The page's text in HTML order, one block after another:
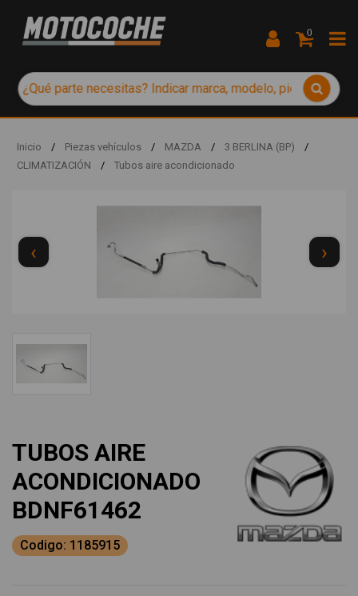
0
Inicio / Piezas vehículos / MAZDA / 3 BERLINA (BP)
/
CLIMATIZACIÓN
/ Tubos aire acondicionado
‹ ›
TUBOS AIRE
ACONDICIONADO
BDNF61462
Codigo: 1185915